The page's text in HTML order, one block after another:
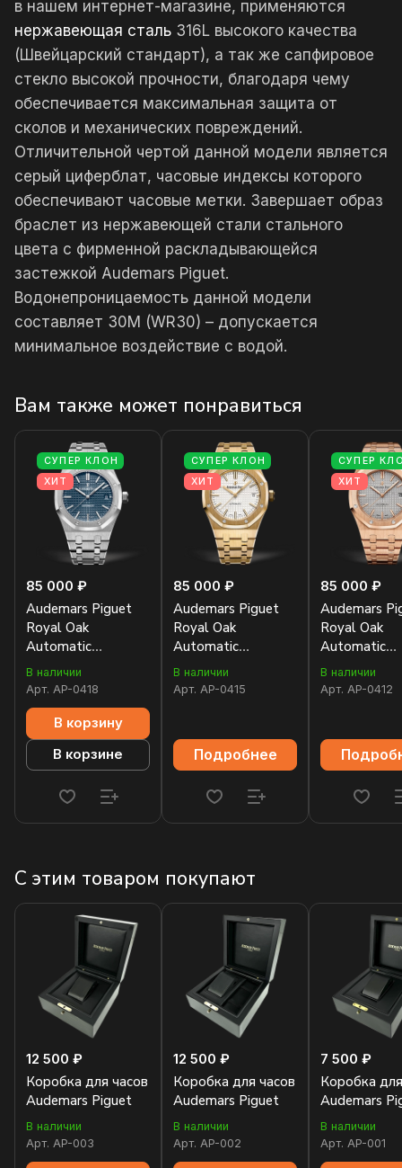
в нашем интернет-магазине, применяются
нержавеющая сталь 316L высокого качества
(Швейцарский стандарт), а так же сапфировое
стекло высокой прочности, благодаря чему
обеспечивается максимальная защита от
сколов и механических повреждений.
Отличительной чертой данной модели является
серый циферблат, часовые индексы которого
обеспечивают часовые метки. Завершает образ
браслет из нержавеющей стали стального
цвета с фирменной раскладывающейся
застежкой Audemars Piguet.
Водонепроницаемость данной модели
составляет 30М (WR30) – допускается
минимальное воздействие с водой.
Вам также может понравиться
СУПЕР КЛОН
ХИТ
85 000 ₽
Audemars Piguet
Royal Oak
Automatic
15450ST.OO.1256ST.03
В наличии
Арт. AP-0418
В корзину
В корзине
СУПЕР КЛОН
ХИТ
85 000 ₽
Audemars Piguet
Royal Oak
Automatic
15450BA.OO.1256BA.01
В наличии
Арт. AP-0415
Подробнее
СУПЕР
ХИТ
85 000 ₽
Audemars
Royal Oak
Automatic
В наличии
Арт. AP-0412
С этим товаром покупают
12 500 ₽
Коробка для часов
Audemars Piguet
В наличии
Арт. AP-003
12 500 ₽
Коробка для часов
Audemars Piguet
В наличии
Арт. AP-002
7 500 ₽
Коробка
Audemars
В наличии
Арт. AP-001